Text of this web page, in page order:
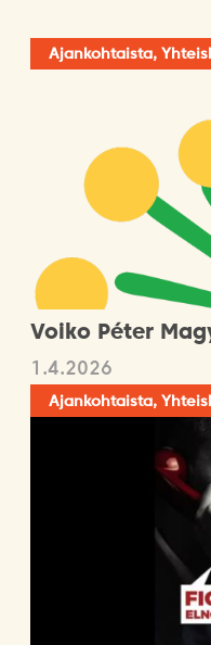
Ajankohtaista,
Voiko Péter
1.4.2026
Ajankohtaista,